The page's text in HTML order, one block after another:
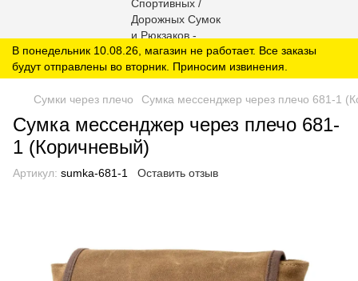
В понедельник 10.08.26, магазин не работает. Все заказы
будут отправлены во вторник. Приносим извинения.
Сумки через плечо Сумка мессенджер через плечо 681-1
Сумка мессенджер через плечо 681-
1 (Коричневый)
Артикул: sumka-681-1 Оставить отзыв